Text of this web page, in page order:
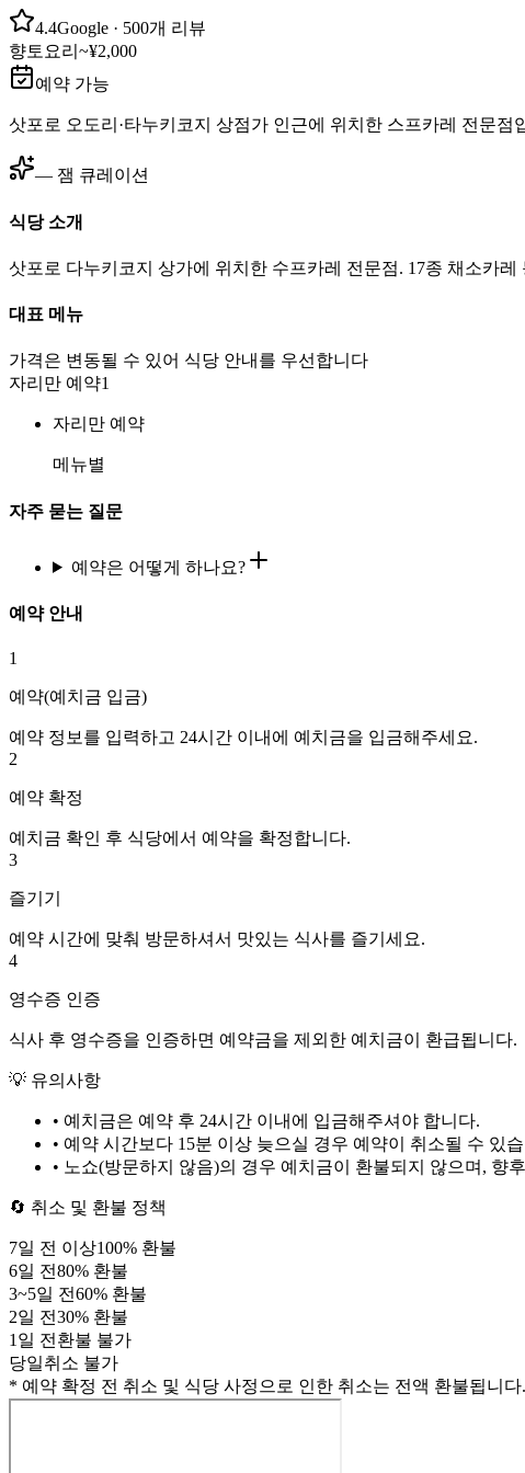
4.4Google · 500개 리뷰
향토요리 ~¥2,000
예약 가능
삿포로 오도리·타누키코지 상점가 인근에 위치한 스프카레 전문점
— 잼 큐레이션
식당 소개
삿포로 다누키코지 상가에 위치한 수프카레 전문점. 17종 채소카
대표 메뉴
가격은 변동될 수 있어 식당 안내를 우선합니다
자리만 예약1
자리만 예약
메뉴별
자주 묻는 질문
예약은 어떻게 하나요?
예약 안내
1
예약(예치금 입금)
예약 정보를 입력하고 24시간 이내에 예치금을 입금해주세요.
2
예약 확정
예치금 확인 후 식당에서 예약을 확정합니다.
3
즐기기
예약 시간에 맞춰 방문하셔서 맛있는 식사를 즐기세요.
4
영수증 인증
식사 후 영수증을 인증하면 예약금을 제외한 예치금이 환급됩니다.
💡 유의사항
• 예치금은 예약 후 24시간 이내에 입금해주셔야 합니다.
• 예약 시간보다 15분 이상 늦으실 경우 예약이 취소될 수 있
• 노쇼(방문하지 않음)의 경우 예치금이 환불되지 않으며, 향
🔄 취소 및 환불 정책
7일 전 이상100% 환불
6일 전80% 환불
3~5일 전60% 환불
2일 전30% 환불
1일 전환불 불가
당일취소 불가
* 예약 확정 전 취소 및 식당 사정으로 인한 취소는 전액 환불됩니다.